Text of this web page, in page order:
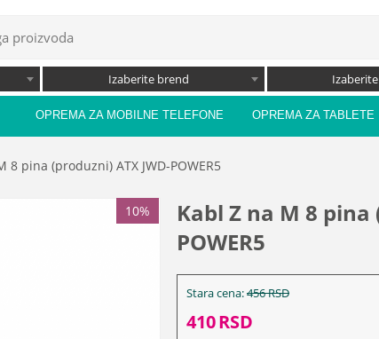
Izaberite brend
OPREMA ZA MOBILNE TELEFONE OPREMA ZA TABLETE
8 pina (produzni) ATX JWD-POWER5
10%
Kabl Z na M 8 pina
POWER5
Stara cena:456RSD
410RSD